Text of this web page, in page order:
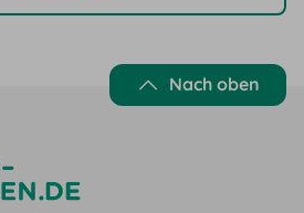
Nach oben